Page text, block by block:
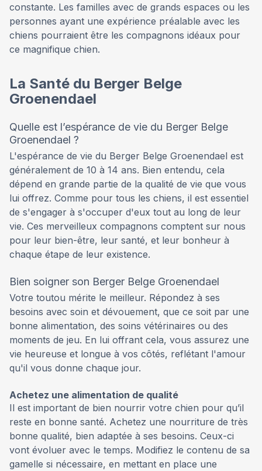
constante. Les familles avec de grands espaces ou les
personnes ayant une expérience préalable avec les
chiens pourraient être les compagnons idéaux pour
ce magnifique chien.
La Santé du Berger Belge
Groenendael
Quelle est l’espérance de vie du Berger Belge
Groenendael ?
L'espérance de vie du Berger Belge Groenendael est
généralement de 10 à 14 ans. Bien entendu, cela
dépend en grande partie de la qualité de vie que vous
lui offrez. Comme pour tous les chiens, il est essentiel
de s'engager à s'occuper d'eux tout au long de leur
vie. Ces merveilleux compagnons comptent sur nous
pour leur bien-être, leur santé, et leur bonheur à
chaque étape de leur existence.
Bien soigner son Berger Belge Groenendael
Votre toutou mérite le meilleur. Répondez à ses
besoins avec soin et dévouement, que ce soit par une
bonne alimentation, des soins vétérinaires ou des
moments de jeu. En lui offrant cela, vous assurez une
vie heureuse et longue à vos côtés, reflétant l'amour
qu'il vous donne chaque jour.
Achetez une alimentation de qualité
Il est important de bien nourrir votre chien pour qu’il
reste en bonne santé. Achetez une nourriture de très
bonne qualité, bien adaptée à ses besoins. Ceux-ci
vont évoluer avec le temps. Modifiez le contenu de sa
gamelle si nécessaire, en mettant en place une